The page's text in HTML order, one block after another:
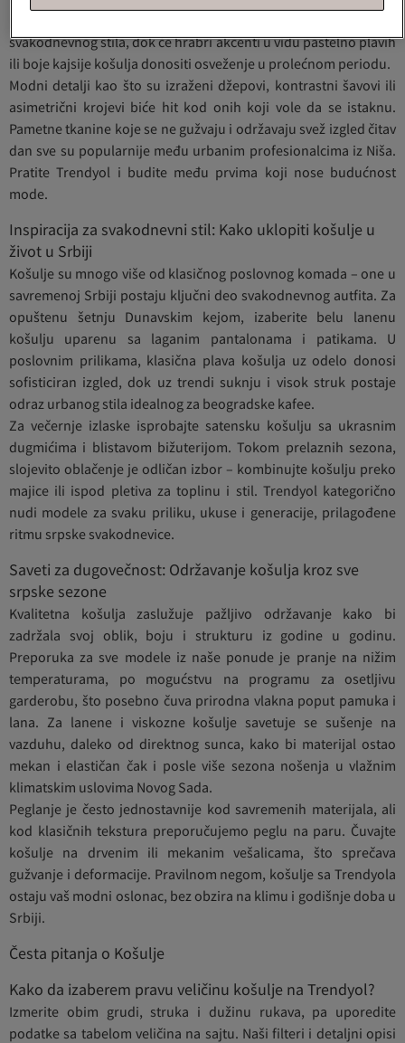
svakodnevnog stila, dok će hrabri akcenti u vidu pastelno plavih
ili boje kajsije košulja donositi osveženje u prolećnom periodu.
Modni detalji kao što su izraženi džepovi, kontrastni šavovi ili
asimetrični krojevi biće hit kod onih koji vole da se istaknu.
Pametne tkanine koje se ne gužvaju i održavaju svež izgled čitav
dan sve su popularnije među urbanim profesionalcima iz Niša.
Pratite Trendyol i budite među prvima koji nose budućnost
mode.
Inspiracija za svakodnevni stil: Kako uklopiti košulje u
život u Srbiji
Košulje su mnogo više od klasičnog poslovnog komada – one u
savremenoj Srbiji postaju ključni deo svakodnevnog autfita. Za
opuštenu šetnju Dunavskim kejom, izaberite belu lanenu
košulju uparenu sa laganim pantalonama i patikama. U
poslovnim prilikama, klasična plava košulja uz odelo donosi
sofisticiran izgled, dok uz trendi suknju i visok struk postaje
odraz urbanog stila idealnog za beogradske kafee.
Za večernje izlaske isprobajte satensku košulju sa ukrasnim
dugmićima i blistavom bižuterijom. Tokom prelaznih sezona,
slojevito oblačenje je odličan izbor – kombinujte košulju preko
majice ili ispod pletiva za toplinu i stil. Trendyol kategorično
nudi modele za svaku priliku, ukuse i generacije, prilagođene
ritmu srpske svakodnevice.
Saveti za dugovečnost: Održavanje košulja kroz sve
srpske sezone
Kvalitetna košulja zaslužuje pažljivo održavanje kako bi
zadržala svoj oblik, boju i strukturu iz godine u godinu.
Preporuka za sve modele iz naše ponude je pranje na nižim
temperaturama, po mogućstvu na programu za osetljivu
garderobu, što posebno čuva prirodna vlakna poput pamuka i
lana. Za lanene i viskozne košulje savetuje se sušenje na
vazduhu, daleko od direktnog sunca, kako bi materijal ostao
mekan i elastičan čak i posle više sezona nošenja u vlažnim
klimatskim uslovima Novog Sada.
Peglanje je često jednostavnije kod savremenih materijala, ali
kod klasičnih tekstura preporučujemo peglu na paru. Čuvajte
košulje na drvenim ili mekanim vešalicama, što sprečava
gužvanje i deformacije. Pravilnom negom, košulje sa Trendyola
ostaju vaš modni oslonac, bez obzira na klimu i godišnje doba u
Srbiji.
Česta pitanja o Košulje
Kako da izaberem pravu veličinu košulje na Trendyol?
Izmerite obim grudi, struka i dužinu rukava, pa uporedite
podatke sa tabelom veličina na sajtu. Naši filteri i detaljni opisi